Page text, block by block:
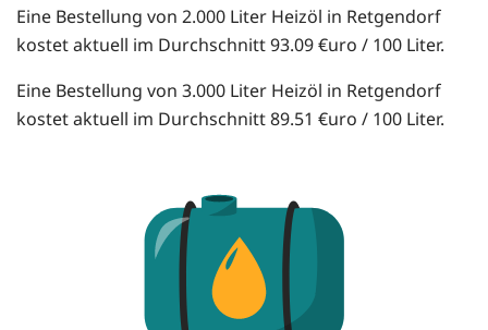
Eine Bestellung von 2.000 Liter Heizöl in Retgendorf
kostet aktuell im Durchschnitt 93.09 €uro / 100 Liter.
Eine Bestellung von 3.000 Liter Heizöl in Retgendorf
kostet aktuell im Durchschnitt 89.51 €uro / 100 Liter.